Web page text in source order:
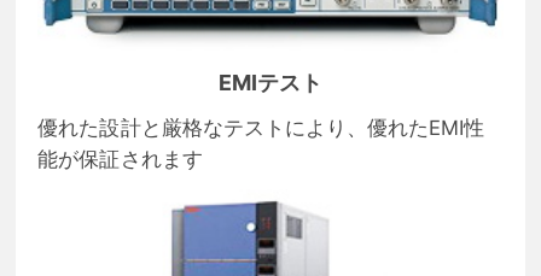
EMIテスト
優れた設計と厳格なテストにより、優れたEMI性
能が保証されます